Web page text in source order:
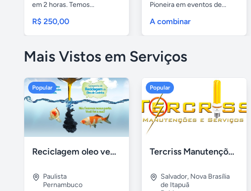
em 2 horas. Temos...
R$ 250,00
Pioneira em eventos de...
A combinar
Mais Vistos em Serviços
Popular
Reciclagem oleo vegetal
Paulista
Pernambuco
Popular
Tercriss Manutenções e Serviços
Salvador, Nova Brasília
de Itapuã